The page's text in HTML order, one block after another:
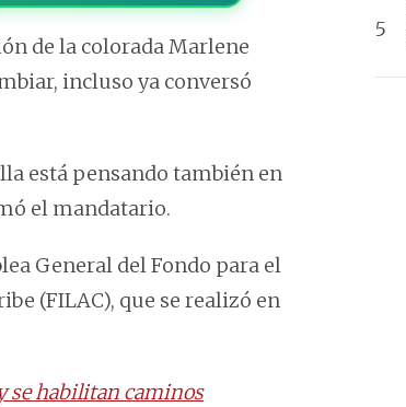
de la colorada Marlene
incluso ya conversó
está pensando también en
el mandatario.
General del Fondo para el
(FILAC), que se realizó en
se habilitan caminos